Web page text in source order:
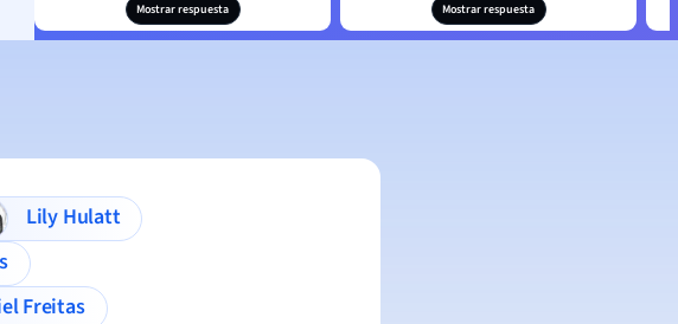
Mostrar respuesta Mostrar respuesta
Lily Hulatt
Freitas